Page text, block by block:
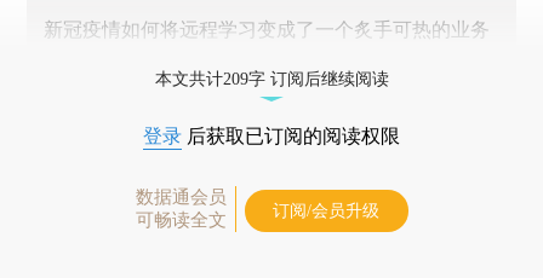
新冠疫情如何将远程学习变成了一个炙手可热的业务
本文共计209字 订阅后继续阅读
登录 后获取已订阅的阅读权限
数据通会员
可畅读全文
订阅/会员升级